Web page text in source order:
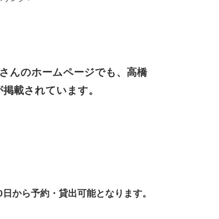
んのホームページでも、高橋
載されています。
から予約・貸出可能となります。